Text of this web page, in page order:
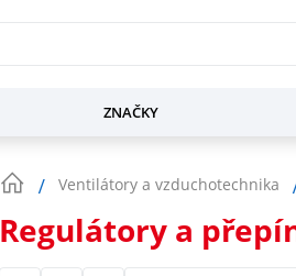
ZNAČKY
Ventilátory a vzduchotechnika
Regulátory a